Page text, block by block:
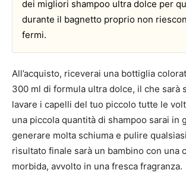
dei migliori shampoo ultra dolce per
durante il bagnetto proprio non
fermi.
All’acquisto, riceverai una bottiglia
300 ml di formula ultra dolce, il che sarà
lavare i capelli del tuo piccolo tutte le
una piccola quantità di shampoo sarai in
generare molta schiuma e pulire
risultato finale sarà un bambino con una
morbida, avvolto in una fresca fragranza.